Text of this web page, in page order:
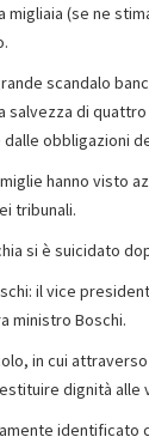
migliaia (se ne
scandalo
salvezza di
obbligazioni
hanno visto
tribunali.
si è suicidato
il vice
ministro Boschi.
in cui
dignità alle